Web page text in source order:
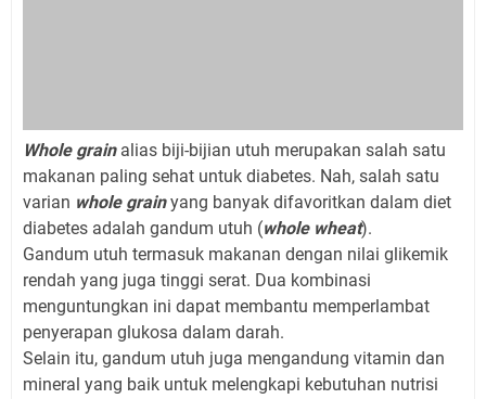
Whole grainalias biji-bijian utuh merupakan salah satu
makanan paling sehat untuk diabetes. Nah, salah satu
varian whole grainyang banyak difavoritkan dalam diet
diabetes adalah gandum utuh (whole wheat).
Gandum utuh termasuk makanan dengan nilai glikemik
rendah yang juga tinggi serat. Dua kombinasi
menguntungkan ini dapat membantu memperlambat
penyerapan glukosa dalam darah.
Selain itu, gandum utuh juga mengandung vitamin dan
mineral yang baik untuk melengkapi kebutuhan nutrisi